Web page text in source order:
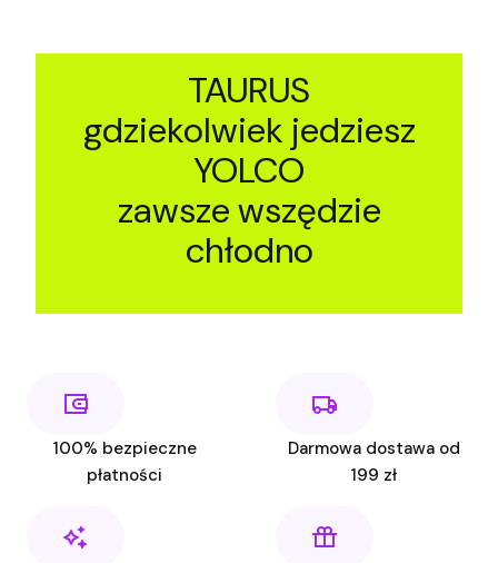
TAURUS
gdziekolwiek jedziesz
YOLCO
zawsze wszędzie
chłodno
100% bezpieczne
płatności
Darmowa dostawa od
199 zł